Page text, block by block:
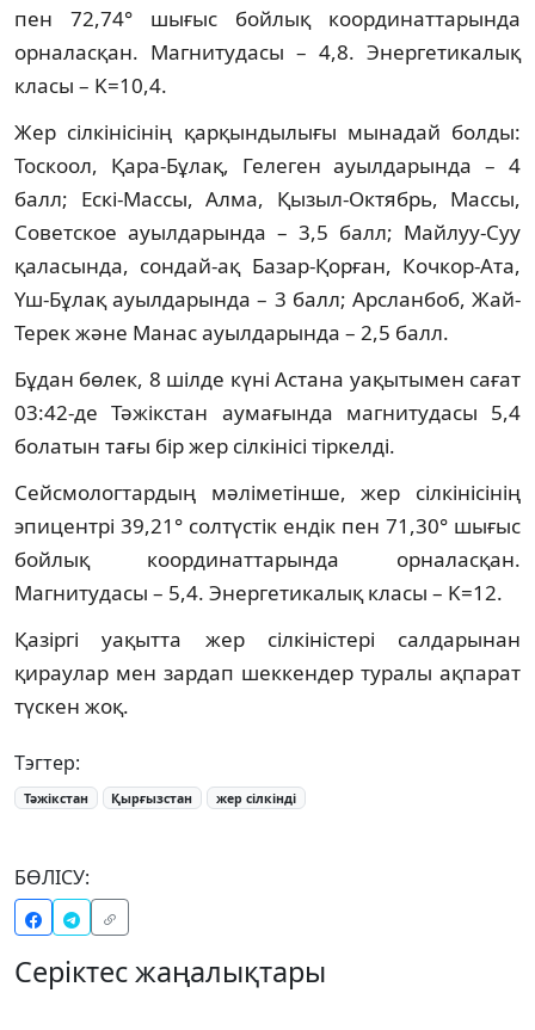
пен 72,74° шығыс бойлық координаттарында
орналасқан. Магнитудасы – 4,8. Энергетикалық
класы – K=10,4.
Жер сілкінісінің қарқындылығы мынадай болды:
Тоскоол, Қара-Бұлақ, Гелеген ауылдарында – 4
балл; Ескі-Массы, Алма, Қызыл-Октябрь, Массы,
Советское ауылдарында – 3,5 балл; Майлуу-Суу
қаласында, сондай-ақ Базар-Қорған, Кочкор-Ата,
Үш-Бұлақ ауылдарында – 3 балл; Арсланбоб, Жай-
Терек және Манас ауылдарында – 2,5 балл.
Бұдан бөлек, 8 шілде күні Астана уақытымен сағат
03:42-де Тәжікстан аумағында магнитудасы 5,4
болатын тағы бір жер сілкінісі тіркелді.
Сейсмологтардың мәліметінше, жер сілкінісінің
эпицентрі 39,21° солтүстік ендік пен 71,30° шығыс
бойлық координаттарында орналасқан.
Магнитудасы – 5,4. Энергетикалық класы – K=12.
Қазіргі уақытта жер сілкіністері салдарынан
қираулар мен зардап шеккендер туралы ақпарат
түскен жоқ.
Тэгтер:
Тәжікстан Қырғызстан жер сілкінді
БӨЛІСУ:
Серіктес жаңалықтары